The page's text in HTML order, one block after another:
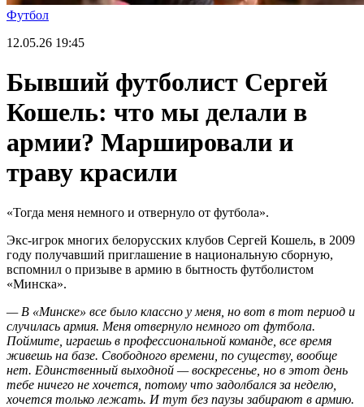
Футбол
12.05.26 19:45
Бывший футболист Сергей
Кошель: что мы делали в
армии? Маршировали и
траву красили
«Тогда меня немного и отвернуло от футбола».
Экс-игрок многих белорусских клубов Сергей Кошель, в 2009
году получавший приглашение в национальную сборную,
вспомнил о призыве в армию в бытность футболистом
«Минска».
— В «Минске» все было классно у меня, но вот в тот период и
случилась армия. Меня отвернуло немного от футбола.
Поймите, играешь в профессиональной команде, все время
живешь на базе. Свободного времени, по существу, вообще
нет. Единственный выходной — воскресенье, но в этот день
тебе ничего не хочется, потому что задолбался за неделю,
хочется только лежать. И тут без паузы забирают в армию.